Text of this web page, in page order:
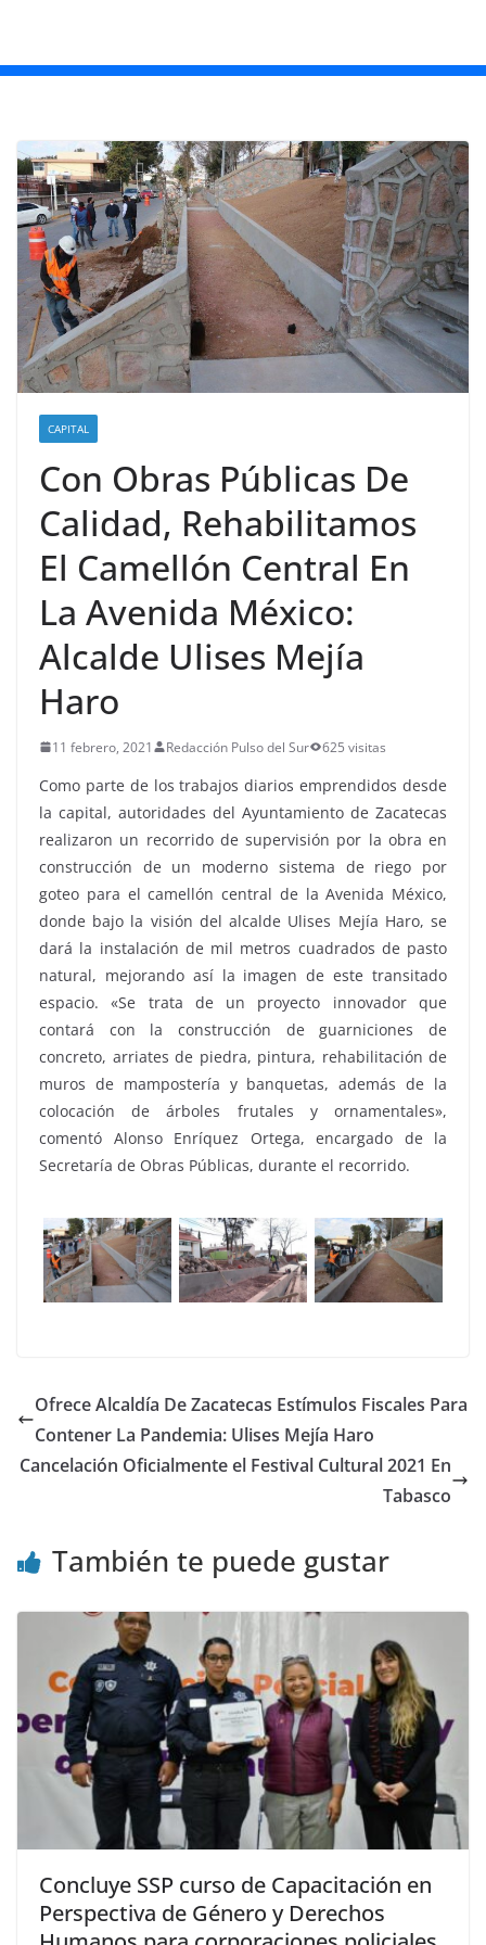
CAPITAL
Con Obras Públicas De
Calidad, Rehabilitamos
El Camellón Central En
La Avenida México:
Alcalde Ulises Mejía
Haro
11 febrero, 2021 Redacción Pulso del Sur 625 visitas
Como parte de los trabajos diarios emprendidos desde
la capital, autoridades del Ayuntamiento de Zacatecas
realizaron un recorrido de supervisión por la obra en
construcción de un moderno sistema de riego por
goteo para el camellón central de la Avenida México,
donde bajo la visión del alcalde Ulises Mejía Haro, se
dará la instalación de mil metros cuadrados de pasto
natural, mejorando así la imagen de este transitado
espacio. «Se trata de un proyecto innovador que
contará con la construcción de guarniciones de
concreto, arriates de piedra, pintura, rehabilitación de
muros de mampostería y banquetas, además de la
colocación de árboles frutales y ornamentales»,
comentó Alonso Enríquez Ortega, encargado de la
Secretaría de Obras Públicas, durante el recorrido.
Ofrece Alcaldía De Zacatecas Estímulos Fiscales Para
Contener La Pandemia: Ulises Mejía Haro
Cancelación Oficialmente el Festival Cultural 2021 En
Tabasco
También te puede gustar
Concluye SSP curso de Capacitación en
Perspectiva de Género y Derechos